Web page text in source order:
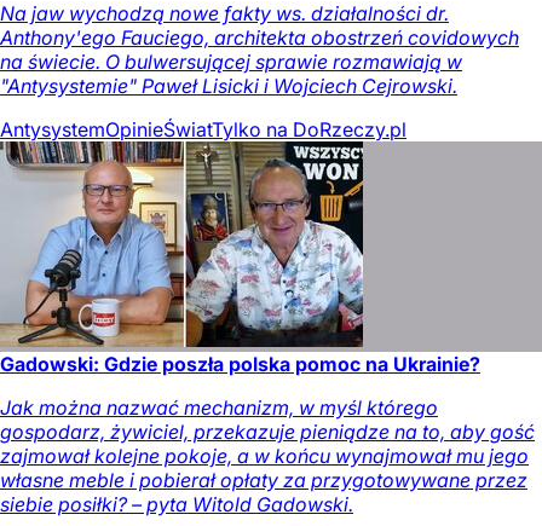
Na jaw wychodzą nowe fakty ws. działalności dr.
Anthony'ego Fauciego, architekta obostrzeń covidowych
na świecie. O bulwersującej sprawie rozmawiają w
"Antysystemie" Paweł Lisicki i Wojciech Cejrowski.
AntysystemOpinieŚwiatTylko na DoRzeczy.pl
Gadowski: Gdzie poszła polska pomoc na Ukrainie?
Jak można nazwać mechanizm, w myśl którego
gospodarz, żywiciel, przekazuje pieniądze na to, aby gość
zajmował kolejne pokoje, a w końcu wynajmował mu jego
własne meble i pobierał opłaty za przygotowywane przez
siebie posiłki? – pyta Witold Gadowski.